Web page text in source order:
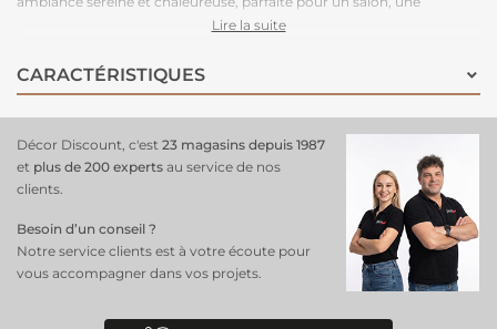
chambre ou un bureau. Grâce à la composition en intissé,
directement sur le mur, ce qui rend l'ensemble du processus rapide et
propre. De plus, l'intissé est durable et résistant, garantissant que
transforme votre espaceen
un sanctuaire végétal tout en offrant une solution pratique et
esthétique pour votre
Lire la suite
CARACTÉRISTIQUES
Décor Discount, c'est 23 magasins depuis 1987
et plus de 200 experts au service de nos
clients.
Besoin d’un conseil ?
Notre service clients est à votre écoute pour
vous accompagner dans vos projets.